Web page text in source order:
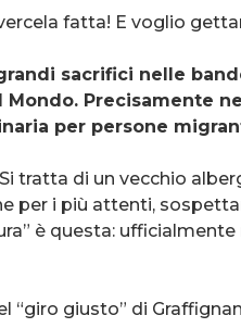
fatta! E voglio
sacrifici nelle
Precisamente
per persone
tratta di un vecchio
per i più attenti,
è questa:
“giro giusto” di